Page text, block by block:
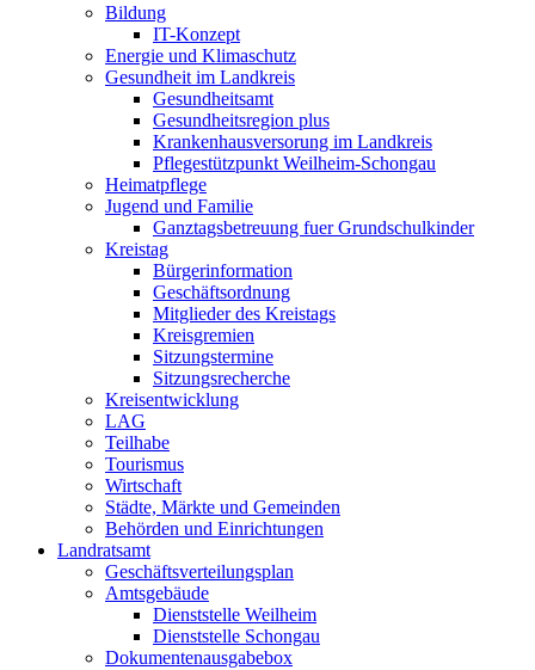
Bildung
IT-Konzept
Energie und Klimaschutz
Gesundheit im Landkreis
Gesundheitsamt
Gesundheitsregion plus
Krankenhausversorung im Landkreis
Pflegestützpunkt Weilheim-Schongau
Heimatpflege
Jugend und Familie
Ganztagsbetreuung fuer Grundschulkinder
Kreistag
Bürgerinformation
Geschäftsordnung
Mitglieder des Kreistags
Kreisgremien
Sitzungstermine
Sitzungsrecherche
Kreisentwicklung
LAG
Teilhabe
Tourismus
Wirtschaft
Städte, Märkte und Gemeinden
Behörden und Einrichtungen
Landratsamt
Geschäftsverteilungsplan
Amtsgebäude
Dienststelle Weilheim
Dienststelle Schongau
Dokumentenausgabebox